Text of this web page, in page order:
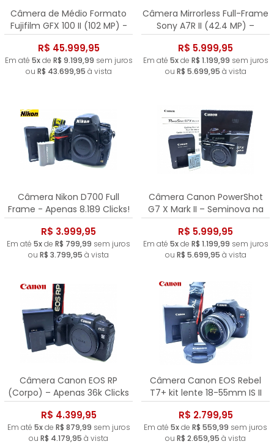
Câmera de Médio Formato
Fujifilm GFX 100 II (102 MP) -
Seminova
R$ 45.999,95
Em até 5xde R$ 9.199,99 sem juros
ou R$ 43.699,95 à vista
Câmera Mirrorless Full-Frame
Sony A7R II (42.4 MP) –
Apenas 9.354 Cliques!
R$ 5.999,95
Em até 5xde R$ 1.199,99 sem juros
ou R$ 5.699,95 à vista
Câmera Nikon D700 Full
Frame - Apenas 8.189 Clicks!
R$ 3.999,95
Em até 5xde R$ 799,99 sem juros
ou R$ 3.799,95 à vista
Câmera Canon PowerShot
G7 X Mark II – Seminova na
Caixa
R$ 5.999,95
Em até 5xde R$ 1.199,99 sem juros
ou R$ 5.699,95 à vista
Câmera Canon EOS RP
(Corpo) – Apenas 36k Clicks
R$ 4.399,95
Em até 5xde R$ 879,99 sem juros
ou R$ 4.179,95 à vista
Câmera Canon EOS Rebel
T7+ kit lente 18-55mm IS II
(Kit Premium) – Impecável,
6.354 Clicks!
R$ 2.799,95
Em até 5xde R$ 559,99 sem juros
ou R$ 2.659,95 à vista